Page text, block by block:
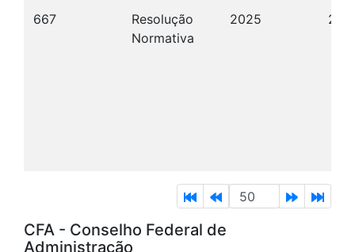
667
Resolução
Normativa
2025 24/
CFA - Conselho Federal de
Administração